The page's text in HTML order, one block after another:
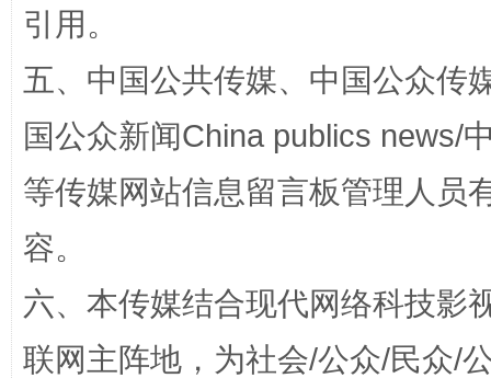
“蜀中异人”王建安的艺术幻境
引用。
五、中国公共传媒、中国公众传
国公众新闻China publics news/
等传媒网站信息留言板管理人员
容。
六、本传媒结合现代网络科技影
联网主阵地，为社会/公众/民众/